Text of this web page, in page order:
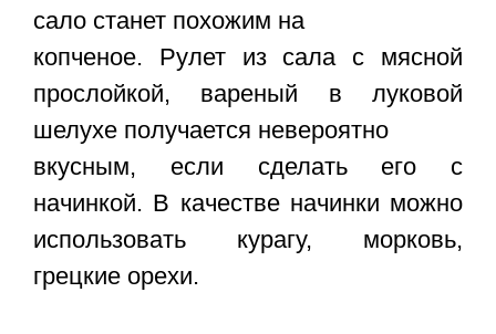
сало станет похожим на
копченое. Рулет из сала с мясной
прослойкой, вареный в луковой
шелухе получается невероятно
вкусным, если сделать его с
начинкой. В качестве начинки можно
использовать курагу, морковь,
грецкие орехи.